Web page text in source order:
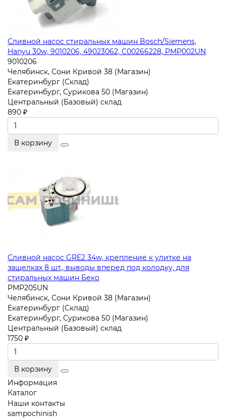
Сливной насос стиральных машин Bosch/Siemens,
Hanyu 30w, 9010206, 49023062, C00266228, PMP002UN
9010206
Челябинск, Сони Кривой 38 (Магазин)
Екатеринбург (Склад)
Екатеринбург, Сурикова 50 (Магазин)
Центральный (Базовый) склад
890 ₽
В корзину
Сливной насос GRE2 34w, крепление к улитке на
защелках 8 шт., выводы вперед под колодку, для
стиральных машин Беко
PMP205UN
Челябинск, Сони Кривой 38 (Магазин)
Екатеринбург (Склад)
Екатеринбург, Сурикова 50 (Магазин)
Центральный (Базовый) склад
1750 ₽
В корзину
Информация
Каталог
Наши контакты
sampochinish